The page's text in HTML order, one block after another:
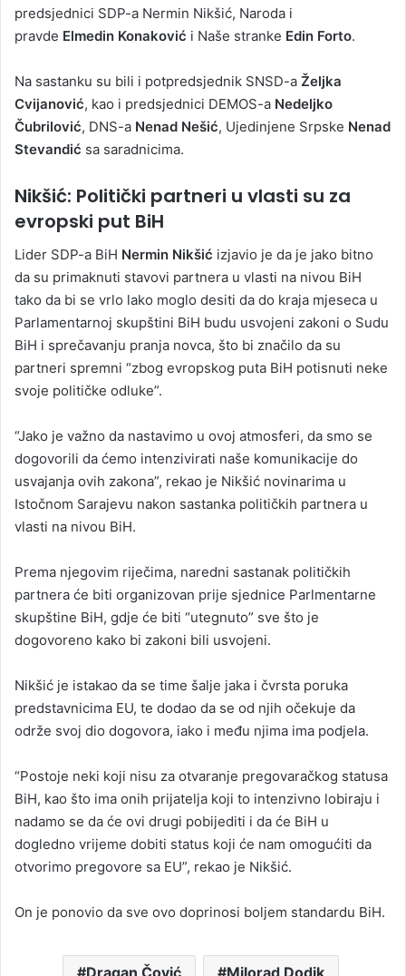
predsjednici SDP-a Nermin Nikšić, Naroda i
pravde Elmedin Konaković i Naše stranke Edin Forto.
Na sastanku su bili i potpredsjednik SNSD-a Željka
Cvijanović, kao i predsjednici DEMOS-a Nedeljko
Čubrilović, DNS-a Nenad Nešić, Ujedinjene Srpske Nenad
Stevandić sa saradnicima.
Nikšić: Politički partneri u vlasti su za
evropski put BiH
Lider SDP-a BiH Nermin Nikšić izjavio je da je jako bitno
da su primaknuti stavovi partnera u vlasti na nivou BiH
tako da bi se vrlo lako moglo desiti da do kraja mjeseca u
Parlamentarnoj skupštini BiH budu usvojeni zakoni o Sudu
BiH i sprečavanju pranja novca, što bi značilo da su
partneri spremni “zbog evropskog puta BiH potisnuti neke
svoje političke odluke”.
“Jako je važno da nastavimo u ovoj atmosferi, da smo se
dogovorili da ćemo intenzivirati naše komunikacije do
usvajanja ovih zakona”, rekao je Nikšić novinarima u
Istočnom Sarajevu nakon sastanka političkih partnera u
vlasti na nivou BiH.
Prema njegovim riječima, naredni sastanak političkih
partnera će biti organizovan prije sjednice Parlmentarne
skupštine BiH, gdje će biti “utegnuto” sve što je
dogovoreno kako bi zakoni bili usvojeni.
Nikšić je istakao da se time šalje jaka i čvrsta poruka
predstavnicima EU, te dodao da se od njih očekuje da
održe svoj dio dogovora, iako i među njima ima podjela.
“Postoje neki koji nisu za otvaranje pregovaračkog statusa
BiH, kao što ima onih prijatelja koji to intenzivno lobiraju i
nadamo se da će ovi drugi pobijediti i da će BiH u
dogledno vrijeme dobiti status koji će nam omogućiti da
otvorimo pregovore sa EU”, rekao je Nikšić.
On je ponovio da sve ovo doprinosi boljem standardu BiH.
Dragan Čović Milorad Dodik